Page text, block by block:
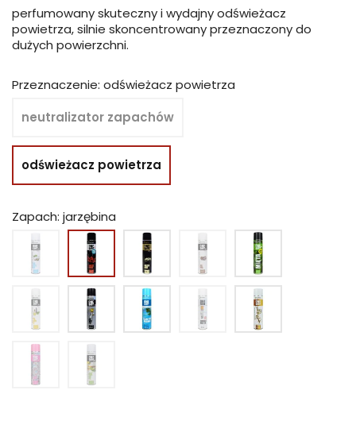
perfumowany skuteczny i wydajny odświeżacz
powietrza, silnie skoncentrowany przeznaczony do
dużych powierzchni.
Przeznaczenie: odświeżacz powietrza
neutralizator zapachów
odświeżacz powietrza
Zapach: jarzębina